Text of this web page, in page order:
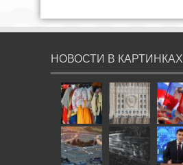
НОВОСТИ В КАРТИНКАХ